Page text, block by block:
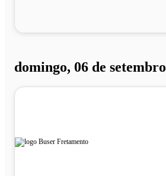
domingo, 06 de setembro